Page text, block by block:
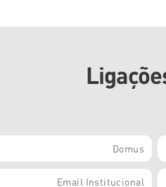
Domus
Email Institucional